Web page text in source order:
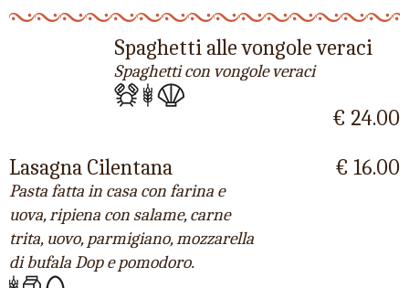
Spaghetti alle vongole veraci
Spaghetti con vongole veraci
€ 24.00
Lasagna Cilentana
Pasta fatta in casa con farina e
uova, ripiena con salame, carne
trita, uovo, parmigiano, mozzarella
di bufala Dop e pomodoro.
€ 16.00